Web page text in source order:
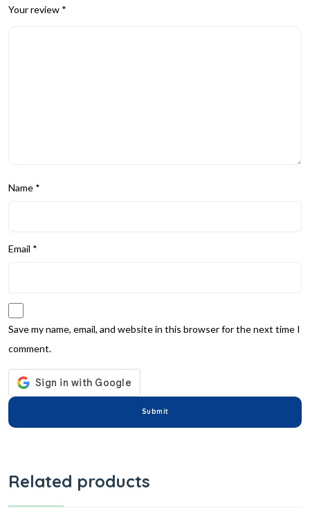
Your review *
Name *
Email *
Save my name, email, and website in this browser for the next time I
comment.
Related products